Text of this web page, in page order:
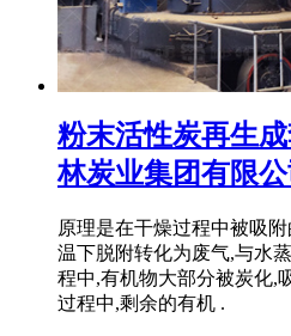
粉末活性炭再生
林炭业集团有限公
原理是在干燥过程中被吸
温下脱附转化为废气,与水
程中,有机物大部分被炭化,
过程中,剩余的有机 .